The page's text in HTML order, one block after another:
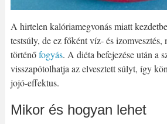
A hirtelen kalóriamegvonás miatt
testsúly, de ez főként víz- és izomvesztés,
történőfogyás. A diéta befejezése után a
visszapótolhatja az elvesztett súlyt, így
jojó-effektus.
Mikor és hogyan lehet